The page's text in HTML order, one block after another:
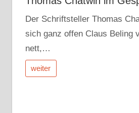
Der Schriftsteller Thomas
sich ganz offen Claus Beling
nett,…
weiter